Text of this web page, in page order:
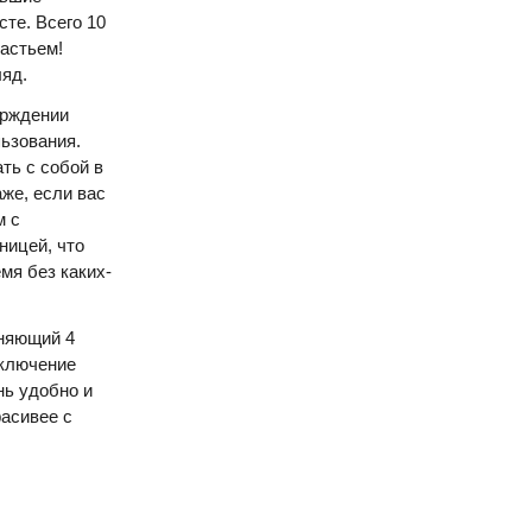
Всего 10
с собой в
если вас
с
что
без каких-
4
удобно и
с